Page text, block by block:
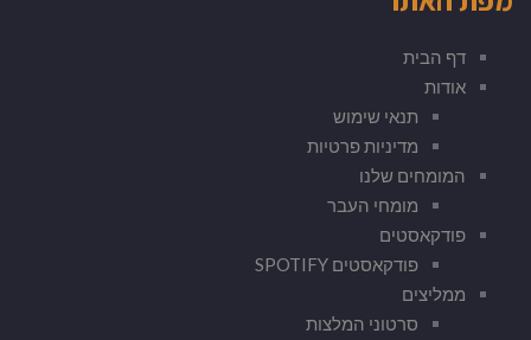
דף הבית
אודות
תנאי שימוש
מדיניות פרטיות
המומחים שלנו
מומחי העבר
פודקאסטים
פודקאסטים SPOTIFY
ממליצים
סרטוני המלצות